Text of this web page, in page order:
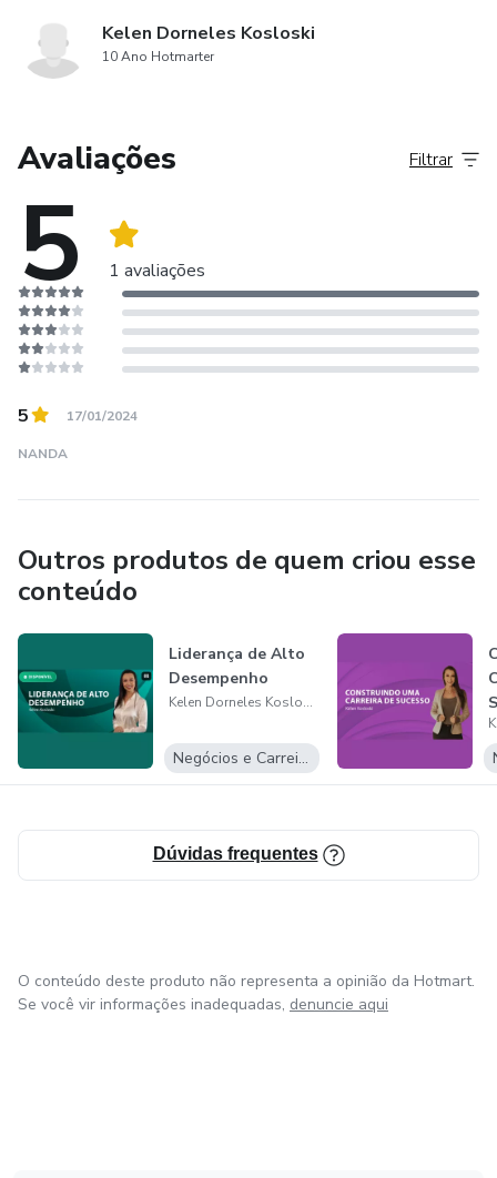
Kelen Dorneles Kosloski
10 Ano Hotmarter
Avaliações
5 1 avaliações
Filtrar
5 17/01/2024
NANDA
Outros produtos de quem criou esse
conteúdo
Liderança de Alto
Desempenho
Kelen Dorneles Kosloski
Negócios e Carreira
Dúvidas frequentes
O conteúdo deste produto não representa a opinião da Hotmart.
Se você vir informações inadequadas, denuncie aqui